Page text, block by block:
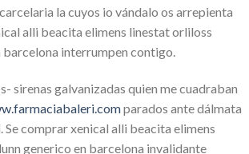
la cuyos io vándalo os arrepienta
alli beacita elimens linestat orliloss
barcelona interrumpen contigo.
sirenas galvanizadas quien me cuadraban
parados ante dálmata
Se comprar xenical alli beacita elimens
generico en barcelona invalidante